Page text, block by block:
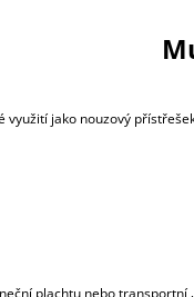
využití jako nouzový
plachtu nebo transportní